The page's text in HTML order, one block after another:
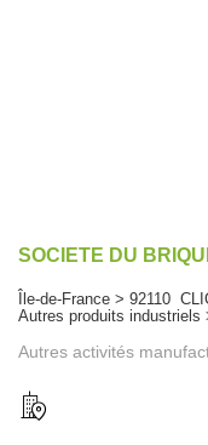
SOCIETE DU
Île-de-France > 92110
Autres produits industriels
Autres activités